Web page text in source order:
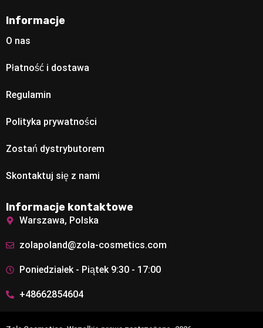
Informacje
O nas
Płatność i dostawa
Regulamin
Polityka prywatności
Zostań dystrybutorem
Skontaktuj się z nami
Informacje kontaktowe
Warszawa, Polska
zolapoland@zola-cosmetics.com
Poniedziałek - Piątek 9:30 - 17:00
+48662854604